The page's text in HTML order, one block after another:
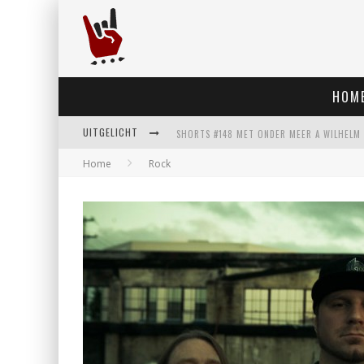
UITGELICHT
Home Rock